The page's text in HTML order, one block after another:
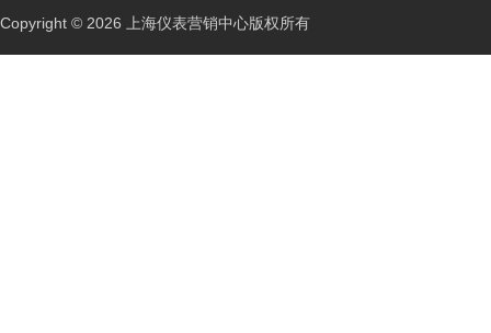
Copyright © 2026 上海仪表营销中心版权所有